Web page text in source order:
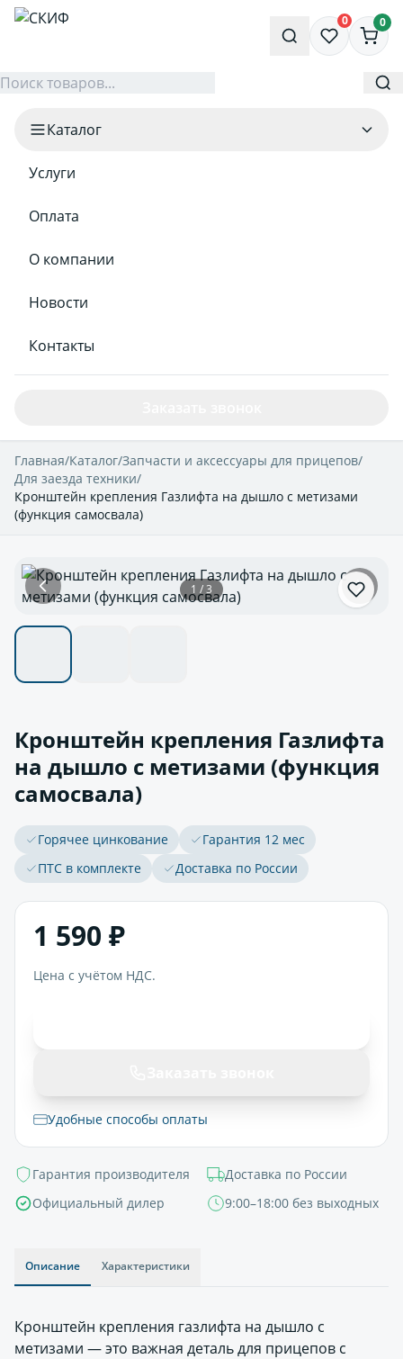
0 0
Каталог
Услуги
Оплата
О компании
Новости
Контакты
Главная/Каталог/Запчасти и аксессуары для прицепов/
Для заезда техники/
Кронштейн крепления Газлифта на дышло с метизами
(функция самосвала)
1 / 3
Кронштейн крепления Газлифта
на дышло с метизами (функция
самосвала)
Горячее цинкование
Гарантия 12 мес
ПТС в комплекте
Доставка по России
1 590 ₽
Цена с учётом НДС.
Удобные способы оплаты
Гарантия производителя
Доставка по России
Официальный дилер
9:00–18:00 без выходных
Описание Характеристики
Кронштейн крепления газлифта на дышло с
метизами — это важная деталь для прицепов с